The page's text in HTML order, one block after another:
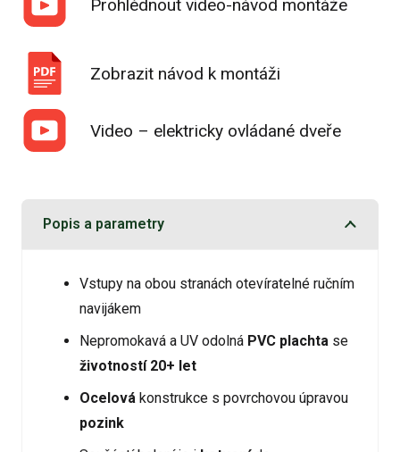
Prohlédnout video-návod montáže
Zobrazit návod k montáži
Video – elektricky ovládané dveře
Popis a parametry
Vstupy na obou stranách otevíratelné ručním
navijákem
Nepromokavá a UV odolná PVC plachta se
životností 20+ let
Ocelová konstrukce s povrchovou úpravou
pozink